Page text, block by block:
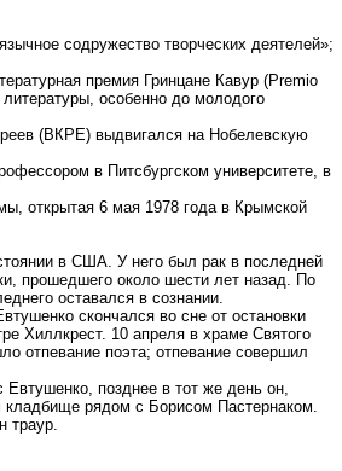
содружество творческих деятелей»;
премия Гринцане Кавур (Premio
особенно до молодого
(ВКРЕ) выдвигался на Нобелевскую
в Питсбургском университете, в
открытая 6 мая 1978 года в Крымской
в США. У него был рак в последней
прошедшего около шести лет назад. По
оставался в сознании.
скончался во сне от остановки
Хиллкрест. 10 апреля в храме Святого
отпевание поэта; отпевание совершил
позднее в тот же день он,
кладбище рядом с Борисом Пастернаком.
траур.